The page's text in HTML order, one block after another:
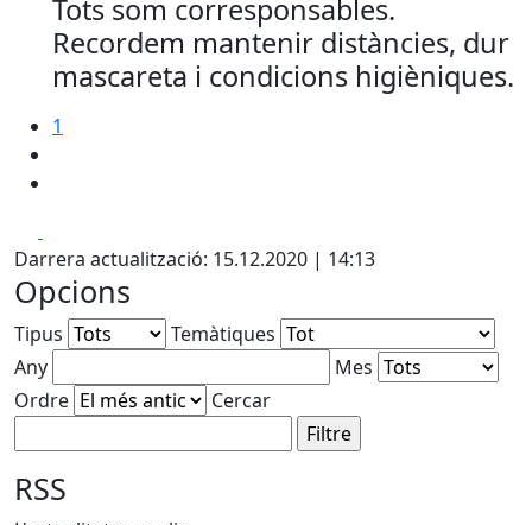
Tots som corresponsables.
Recordem mantenir distàncies, dur
mascareta i condicions higièniques.
1
Darrera actualització: 15.12.2020 | 14:13
Opcions
Tipus
Temàtiques
Any
Mes
Ordre
Cercar
RSS